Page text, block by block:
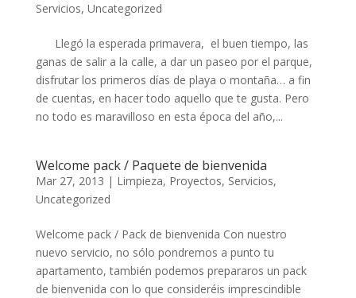
Servicios, Uncategorized
Llegó la esperada primavera, el buen tiempo, las
ganas de salir a la calle, a dar un paseo por el parque,
disfrutar los primeros días de playa o montaña… a fin
de cuentas, en hacer todo aquello que te gusta. Pero
no todo es maravilloso en esta época del año,...
Welcome pack / Paquete de bienvenida
Mar 27, 2013 | Limpieza, Proyectos, Servicios,
Uncategorized
Welcome pack / Pack de bienvenida Con nuestro
nuevo servicio, no sólo pondremos a punto tu
apartamento, también podemos prepararos un pack
de bienvenida con lo que consideréis imprescindible